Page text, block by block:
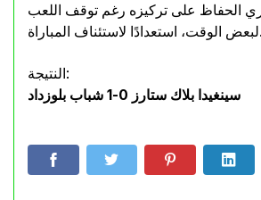
الحفاظ على تركيزه رغم توقف اللعب
لبعض الوقت، استعدادًا لاستئناف المباراة.
النتيجة:
سينغيدا بلاك ستارز 0-1 شباب بلوزداد